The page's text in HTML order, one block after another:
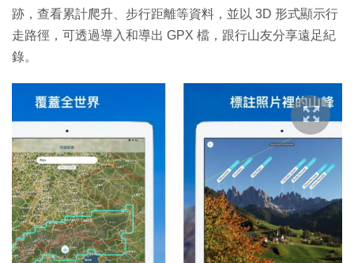
跡，查看累計爬升、步行距離等資料，並以 3D 形式顯示行
走路徑，可透過導入和導出 GPX 檔，跟行山友分享遠足紀
錄。